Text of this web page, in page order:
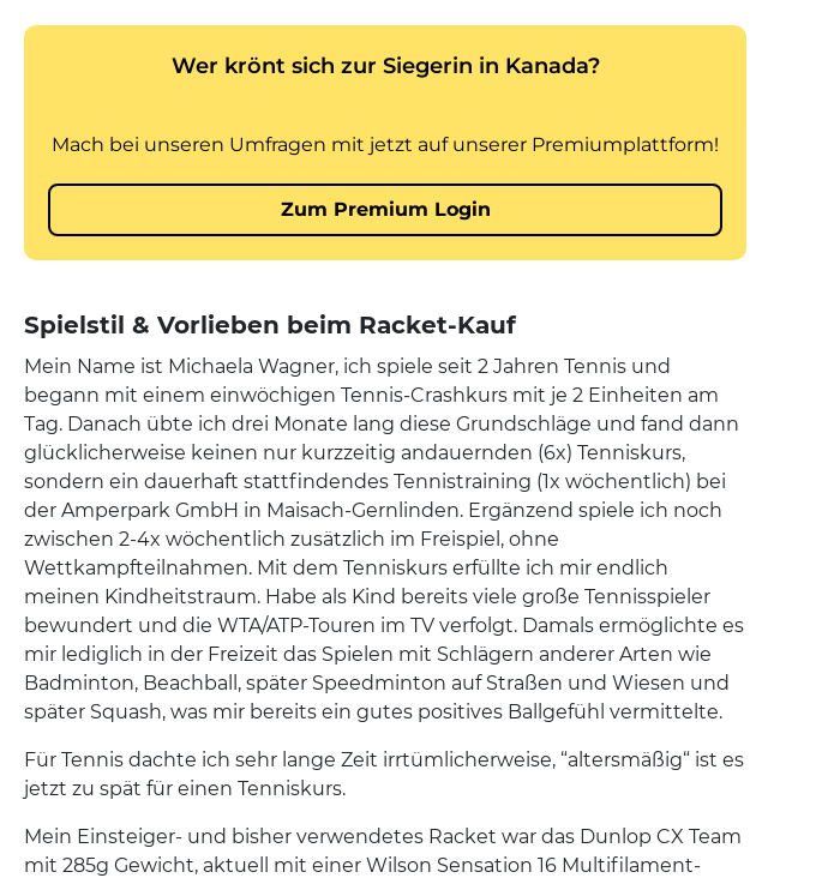
Spielstil & Vorlieben beim Racket-Kauf
Mein Name ist Michaela Wagner, ich spiele seit 2 Jahren Tennis und
begann mit einem einwöchigen Tennis-Crashkurs mit je 2 Einheiten am
Tag. Danach übte ich drei Monate lang diese Grundschläge und fand dann
glücklicherweise keinen nur kurzzeitig andauernden (6x) Tenniskurs,
sondern ein dauerhaft stattfindendes Tennistraining (1x wöchentlich) bei
der Amperpark GmbH in Maisach-Gernlinden. Ergänzend spiele ich noch
zwischen 2-4x wöchentlich zusätzlich im Freispiel, ohne
Wettkampfteilnahmen. Mit dem Tenniskurs erfüllte ich mir endlich
meinen Kindheitstraum. Habe als Kind bereits viele große Tennisspieler
bewundert und die WTA/ATP-Touren im TV verfolgt. Damals ermöglichte es
mir lediglich in der Freizeit das Spielen mit Schlägern anderer Arten wie
Badminton, Beachball, später Speedminton auf Straßen und Wiesen und
später Squash, was mir bereits ein gutes positives Ballgefühl vermittelte.
Für Tennis dachte ich sehr lange Zeit irrtümlicherweise, “altersmäßig“ ist es
jetzt zu spät für einen Tenniskurs.
Mein Einsteiger- und bisher verwendetes Racket war das Dunlop CX Team
mit 285g Gewicht, aktuell mit einer Wilson Sensation 16 Multifilament-